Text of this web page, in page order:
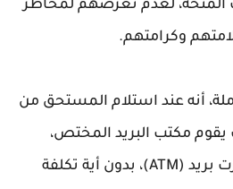
المنحة، لعدم تعرضهم لمخاطر
وكرامتهم.
أنه عند استلام المستحق من
مكتب البريد المختص،
بتسليم العامل فيزا كارت بريد (ATM)، بدون أية تكلفة